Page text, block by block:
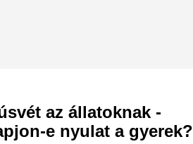
az állatoknak -
e nyulat a gyerek?